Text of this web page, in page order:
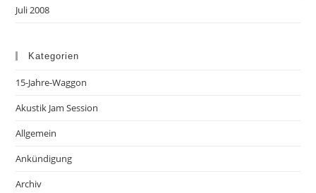
Juli 2008
Kategorien
15-Jahre-Waggon
Akustik Jam Session
Allgemein
Ankündigung
Archiv